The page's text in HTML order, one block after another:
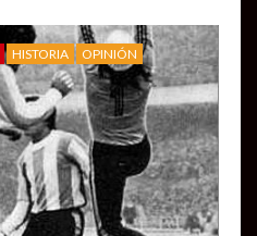
HISTORIA
OPINIÓN